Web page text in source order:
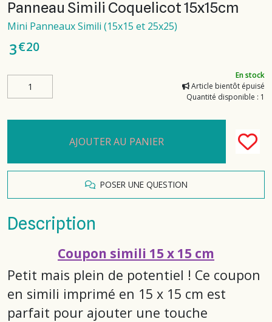
Panneau Simili Coquelicot 15x15cm
Mini Panneaux Simili (15x15 et 25x25)
3€20
En stock
Article bientôt épuisé
Quantité disponible : 1
AJOUTER AU PANIER
POSER UNE QUESTION
Description
Coupon simili 15 x 15 cm
Petit mais plein de potentiel ! Ce coupon
en simili imprimé en 15 x 15 cm est
parfait pour ajouter une touche